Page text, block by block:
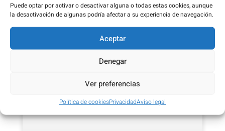
Puede optar por activar o desactivar alguna o todas estas cookies, aunque
la desactivación de algunas podría afectar a su experiencia de navegación.
Aceptar
Denegar
Ver preferencias
Política de cookiesPrivacidadAviso legal
Vacunarse frente a la encefalitis
japonesa: una protección específica